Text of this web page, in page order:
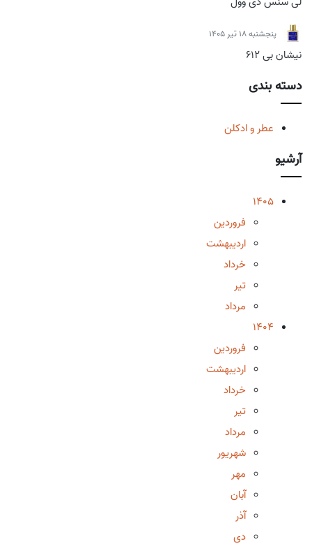
پنجشنبه 18 تیر 1405
نیشان بی 612
دسته بندی
عطر و ادکلن
آرشیو
1405
فروردین
اردیبهشت
خرداد
تیر
مرداد
1404
فروردین
اردیبهشت
خرداد
تیر
مرداد
شهریور
مهر
آبان
آذر
دی